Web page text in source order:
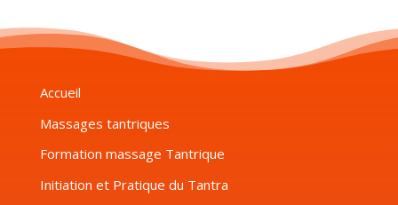
Accueil
Massages tantriques
Formation massage Tantrique
Initiation et Pratique du Tantra